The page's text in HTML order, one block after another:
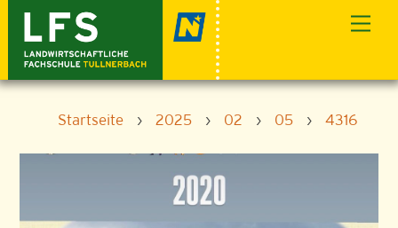
content
Startseite › 2025 › 02 › 05 › 4316